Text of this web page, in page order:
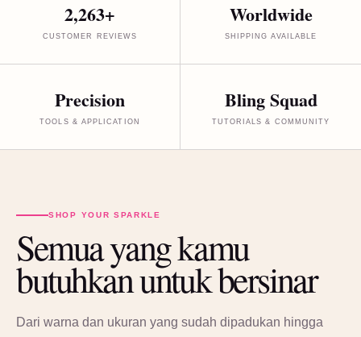
2,263+
CUSTOMER REVIEWS
Worldwide
SHIPPING AVAILABLE
Precision
TOOLS & APPLICATION
Bling Squad
TUTORIALS & COMMUNITY
SHOP YOUR SPARKLE
Semua yang kamu
butuhkan untuk bersinar
Dari warna dan ukuran yang sudah dipadukan hingga